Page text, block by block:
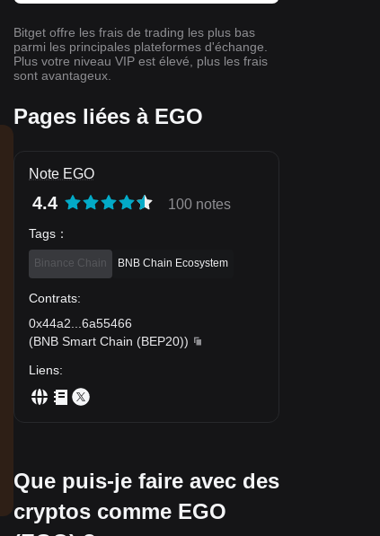
Bitget offre les frais de trading les plus bas
parmi les principales plateformes d'échange.
Plus votre niveau VIP est élevé, plus les frais
sont avantageux.
Pages liées à EGO
Note EGO
4.4 100 notes
Tags ：
Binance Chain BNB Chain Ecosystem
Contrats:
0x44a2
6a55466
(BNB Smart Chain (BEP20))
Liens:
Que puis-je faire avec des
cryptos comme EGO